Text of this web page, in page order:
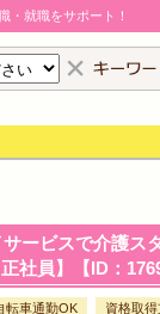
・就職をサポート！
ービスで介護ス
社員】【ID：
転車通勤OK 資格取